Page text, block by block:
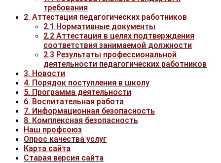
требования
2. Аттестация педагогических работников
2.1 Нормативные документы
2.2 Аттестация в целях подтверждения
соответствия занимаемой должности
2.3 Результаты профессиональной
деятельности педагогических работников
3. Новости
4. Порядок поступления в школу
5. Программа деятельности
6. Воспитательная работа
7. Информационная безопасность
8. Комплексная безопасность
Наш профсоюз
Опрос качества услуг
Карта сайта
Старая версия сайта